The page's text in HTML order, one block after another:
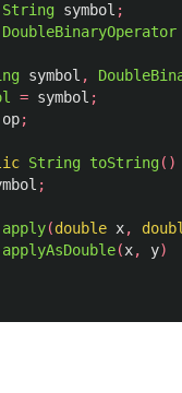
String symbol ;
DoubleBinaryOperator
symbol ,
= symbol ;
op;
String toString()
;
apply(double x,
applyAsDouble(x, y)